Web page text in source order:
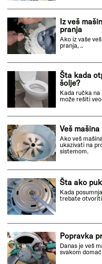
Iz veš
pranja
Ako iz vaše
pranja, ..
Šta kada
šolje?
Kada ručka
može rešiti
Veš
Ako veš
ukazivati na
sistemom.
Šta ako
Kada
trebate otvoriti
Popravka
Danas je veš
svakom